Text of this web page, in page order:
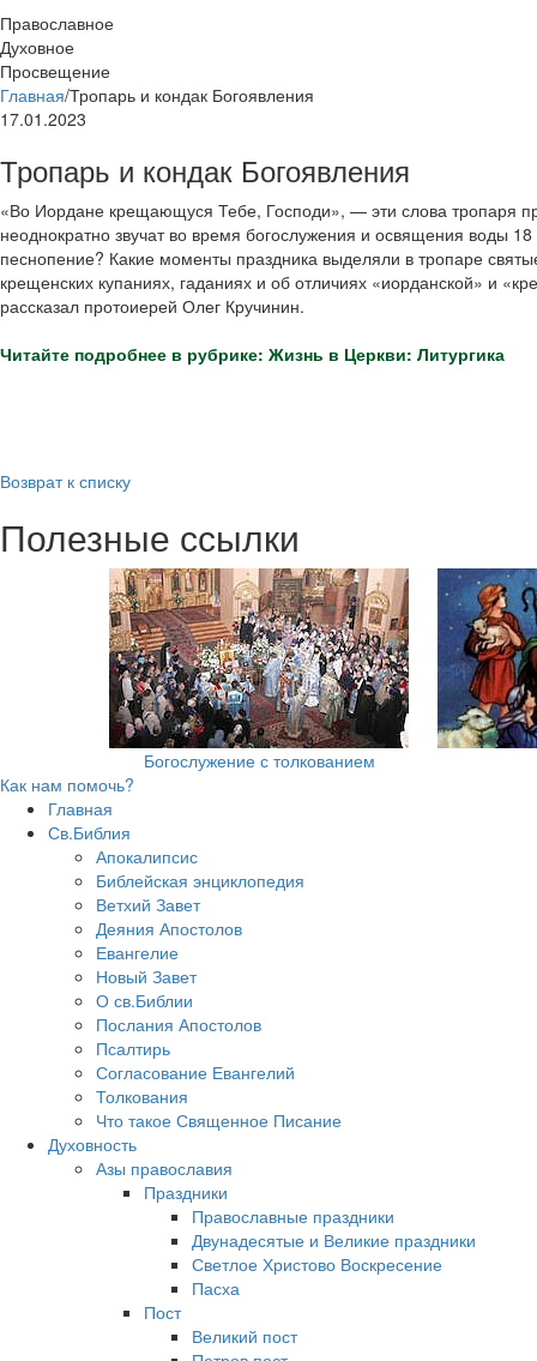
Православное
Духовное
Просвещение
Главная/Тропарь и кондак Богоявления
17.01.2023
Тропарь и кондак Богоявления
«Во Иордане крещающуся Тебе, Господи», — эти слова тропаря
неоднократно звучат во время богослужения и освящения воды
песнопение? Какие моменты праздника выделяли в тропаре
крещенских купаниях, гаданиях и об отличиях «иорданской» и
рассказал протоиерей Олег Кручинин.
Читайте подробнее в рубрике: Жизнь в Церкви: Литургика
Возврат к списку
Полезные ссылки
Богослужение с толкованием
Как нам помочь?
Главная
Св.Библия
Апокалипсис
Библейская энциклопедия
Ветхий Завет
Деяния Апостолов
Евангелие
Новый Завет
О св.Библии
Послания Апостолов
Псалтирь
Согласование Евангелий
Толкования
Что такое Священное Писание
Духовность
Азы православия
Праздники
Православные праздники
Двунадесятые и Великие праздники
Светлое Христово Воскресение
Пасха
Пост
Великий пост